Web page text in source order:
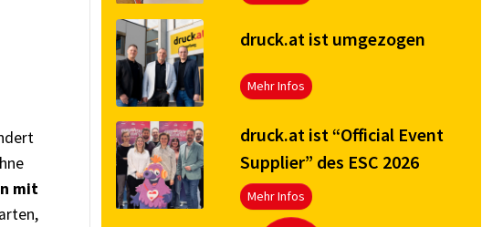
mit
druck.at ist umgezogen
Mehr Infos
druck.at ist “Official Event
Supplier” des ESC 2026
Mehr Infos